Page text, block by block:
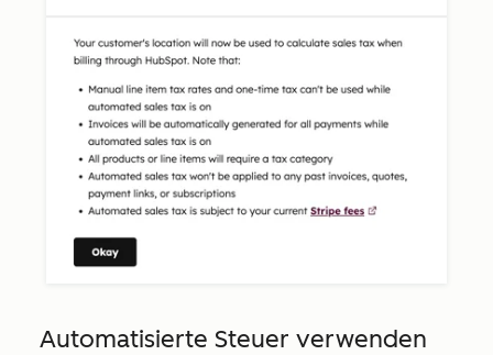
Automatisierte Steuer verwenden